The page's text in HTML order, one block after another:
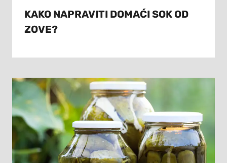
KAKO NAPRAVITI DOMAĆI SOK OD
ZOVE?